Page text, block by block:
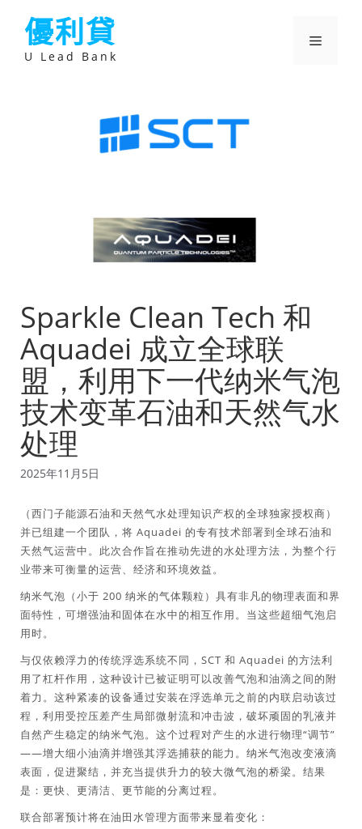
優利貸
U Lead Bank
選
Sparkle Clean Tech 和
Aquadei 成立全球联
盟，利用下一代纳米气泡
技术变革石油和天然气水
处理
2025年11月5日
（西门子能源石油和天然气水处理知识产权的全球独家授权商）
并已组建一个团队，将 Aquadei 的专有技术部署到全球石油和
天然气运营中。此次合作旨在推动先进的水处理方法，为整个行
业带来可衡量的运营、经济和环境效益。
纳米气泡（小于 200 纳米的气体颗粒）具有非凡的物理表面和界
面特性，可增强油和固体在水中的相互作用。当这些超细气泡启
用时。
与仅依赖浮力的传统浮选系统不同，SCT 和 Aquadei 的方法利
用了杠杆作用，这种设计已被证明可以改善气泡和油滴之间的附
着力。这种紧凑的设备通过安装在浮选单元之前的内联启动该过
程，利用受控压差产生局部微射流和冲击波，破坏顽固的乳液并
自然产生稳定的纳米气泡。这个过程对产生的水进行物理“调节”
——增大细小油滴并增强其浮选捕获的能力。纳米气泡改变液滴
表面，促进聚结，并充当提供升力的较大微气泡的桥梁。结果
是：更快、更清洁、更节能的分离过程。
联合部署预计将在油田水管理方面带来显着变化：